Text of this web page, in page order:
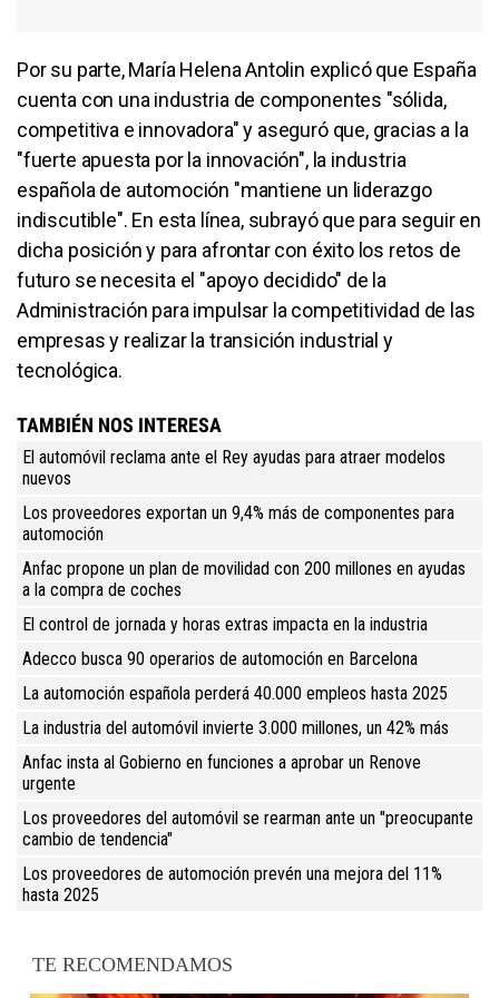
Por su parte,María HelenaAntolin explicó que España
cuenta con una industria de componentes "sólida,
competitiva e innovadora" y aseguró que, gracias a la
"fuerte apuesta por la innovación", la industria
española de automoción "mantiene un liderazgo
indiscutible". En esta línea, subrayó que para seguir en
dicha posición y para afrontar con éxito los retos de
futuro se necesita el "apoyo decidido" de la
Administración para impulsar la competitividad de las
empresas y realizar la transición industrial y
tecnológica.
TAMBIÉN NOS INTERESA
El automóvil reclama ante el Rey ayudas para atraer modelos
nuevos
Los proveedores exportan un 9,4% más de componentes para
automoción
Anfac propone un plan de movilidad con 200 millones en ayudas
a la compra de coches
El control de jornada y horas extras impacta en la industria
Adecco busca 90 operarios de automoción en Barcelona
La automoción española perderá 40.000 empleos hasta 2025
La industria del automóvil invierte 3.000 millones, un 42% más
Anfac insta al Gobierno en funciones a aprobar un Renove
urgente
Los proveedores del automóvil se rearman ante un "preocupante
cambio de tendencia"
Los proveedores de automoción prevén una mejora del 11%
hasta 2025
TE RECOMENDAMOS